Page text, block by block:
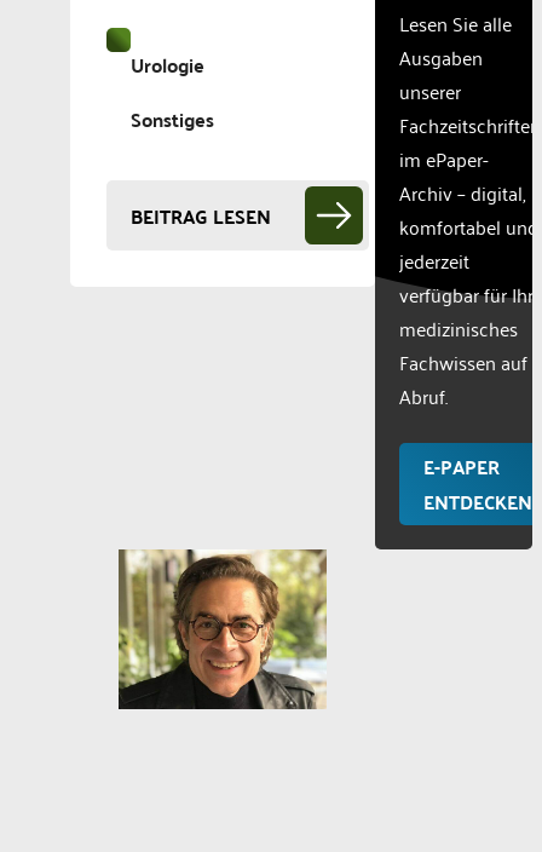
Urologie
Sonstiges
BEITRAG LESEN
Lesen Sie alle
Ausgaben
unserer
Fachzeitschriften
im ePaper-
Archiv – digital,
komfortabel und
jederzeit
verfügbar für Ihr
medizinisches
Fachwissen auf
Abruf.
E-PAPER
ENTDECKEN